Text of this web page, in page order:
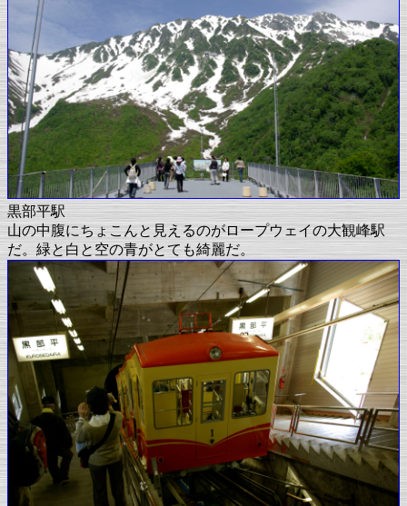
黒部平駅
山の中腹にちょこんと見えるのがロープウェイの大観峰駅
だ。緑と白と空の青がとても綺麗だ。